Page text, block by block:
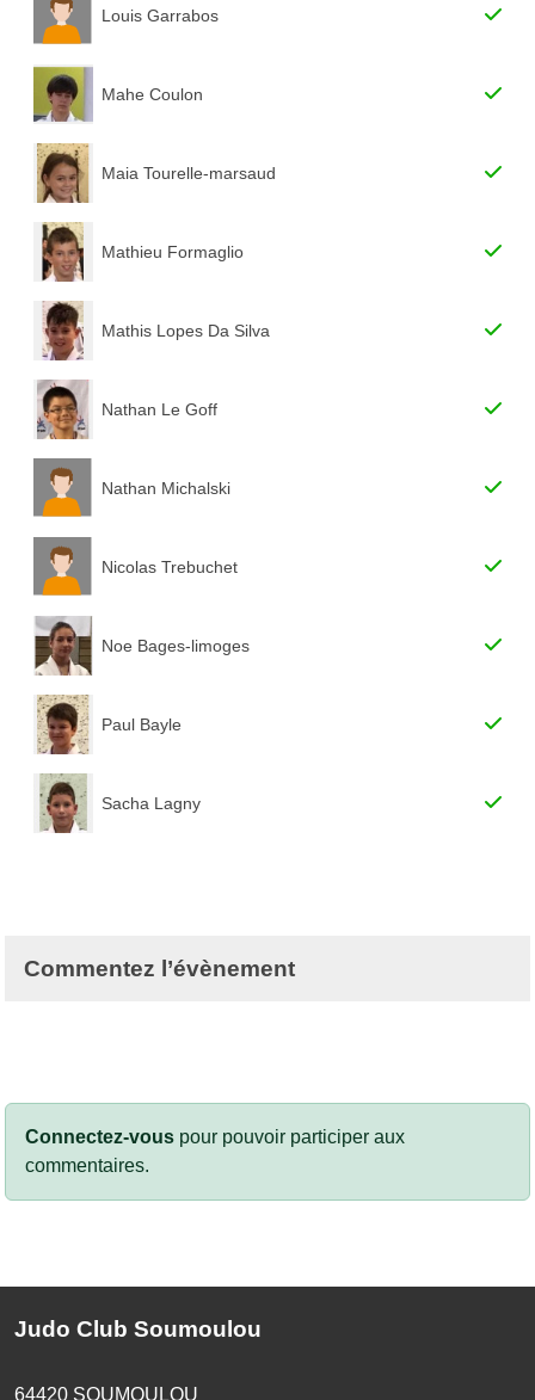
Louis Garrabos
Mahe Coulon
Maia Tourelle-marsaud
Mathieu Formaglio
Mathis Lopes Da Silva
Nathan Le Goff
Nathan Michalski
Nicolas Trebuchet
Noe Bages-limoges
Paul Bayle
Sacha Lagny
Commentez l’évènement
Connectez-vous pour pouvoir participer aux
commentaires.
Judo Club Soumoulou
64420 SOUMOULOU